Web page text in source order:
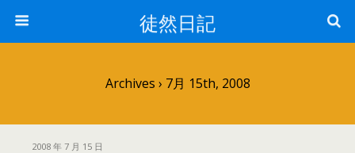
徒然日記
Archives › 7月 15th, 2008
2008 年 7 月 15 日